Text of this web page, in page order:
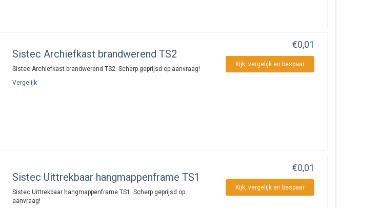
Sistec Archiefkast brandwerend TS2
Sistec Archiefkast brandwerend TS2. Scherp geprijsd op aanvraag!
Vergelijk
€0,01
Kijk, vergelijk en bespaar
Sistec Uittrekbaar hangmappenframe TS1
Sistec Uittrekbaar hangmappenframe TS1. Scherp geprijsd op
aanvraag!
€0,01
Kijk, vergelijk en bespaar